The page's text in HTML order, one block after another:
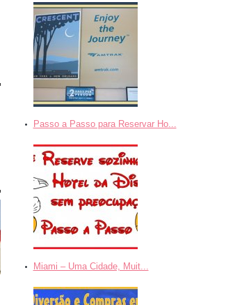
Passo a Passo para Reservar Ho...
Miami – Uma Cidade, Muit...